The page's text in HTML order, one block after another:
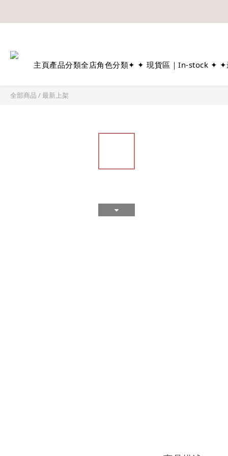
主頁產品分類全店角色分類✦ ✦ 現貨區｜In-stock ✦ ✦
全部商品 /最新上架